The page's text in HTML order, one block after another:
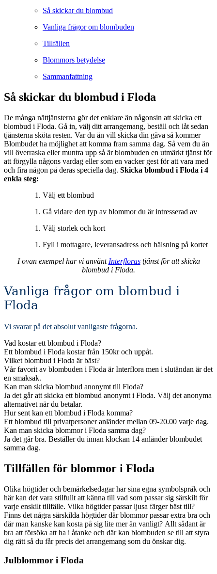
Så skickar du blombud
Vanliga frågor om blombuden
Tillfällen
Blommors betydelse
Sammanfattning
Så skickar du blombud i Floda
De många nättjänsterna gör det enklare än någonsin att skicka ett
blombud i Floda. Gå in, välj ditt arrangemang, beställ och låt sedan
tjänsterna sköta resten. Var du än vill skicka din gåva så kommer
Blombudet ha möjlighet att komma fram samma dag. Så vem du än
vill överraska eller muntra upp så är blombuden en utmärkt tjänst för
att förgylla någons vardag eller som en vacker gest för att vara med
och fira någon på deras speciella dag. Skicka blombud i Floda i 4
enkla steg:
Välj ett blombud
Gå vidare den typ av blommor du är intresserad av
Välj storlek och kort
Fyll i mottagare, leveransadress och hälsning på kortet
I ovan exempel har vi använt Interflorastjänst för att skicka
blombud i Floda.
Vanliga frågor om blombud i
Floda
Vi svarar på det absolut vanligaste frågorna.
Vad kostar ett blombud i Floda?
Ett blombud i Floda kostar från 150kr och uppåt.
Vilket blombud i Floda är bäst?
Vår favorit av blombuden i Floda är Interflora men i slutändan är det
en smaksak.
Kan man skicka blombud anonymt till Floda?
Ja det går att skicka ett blombud anonymt i Floda. Välj det anonyma
alternativet när du betalar.
Hur sent kan ett blombud i Floda komma?
Ett blombud till privatpersoner anländer mellan 09-20.00 varje dag.
Kan man skicka blommor i Floda samma dag?
Ja det går bra. Beställer du innan klockan 14 anländer blombudet
samma dag.
Tillfällen för blommor i Floda
Olika högtider och bemärkelsedagar har sina egna symbolspråk och
här kan det vara stilfullt att känna till vad som passar sig särskilt för
varje enskilt tillfälle. Vilka högtider passar ljusa färger bäst till?
Finns det några särskilda högtider där blommor passar extra bra och
där man kanske kan kosta på sig lite mer än vanligt? Allt sådant är
bra att försöka att ha i åtanke och där kan blombuden se till att styra
dig rätt så du får precis det arrangemang som du önskar dig.
Julblommor i Floda